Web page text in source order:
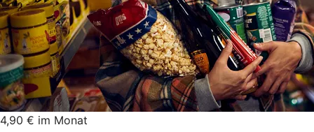
4,90 € im Monat